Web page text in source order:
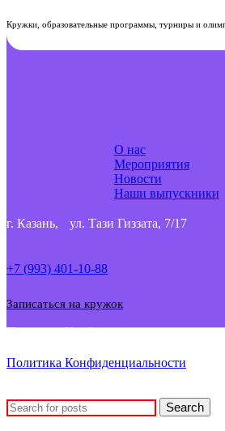
Кружки, образовательные программы, турниры и
О нас
Мероприятия
Новости
Наши выпускники
г. Казань, ул. Тази Гиззата, 7/17
+7 (993) 401-10-88
Записаться на кружок
Политика Конфиденциальности
Политика Конфиденциальности
Search